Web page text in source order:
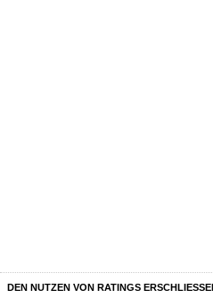
DEN NUTZEN VON RATINGS ERSCHLIESSEN